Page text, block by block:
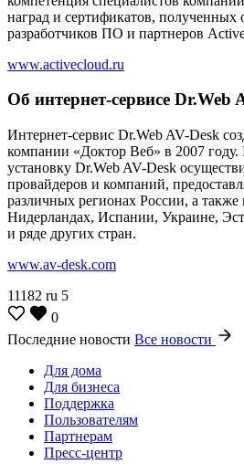
наград и сертификатов,
разработчиков ПО и партнеров
www.activecloud.ru
Об интернет-сервисе Dr.Web
Интернет-сервис Dr.Web AV-Desk
компании «Доктор Веб» в 2007
установку Dr.Web AV-Desk
провайдеров и компаний,
различных регионах России, а
Нидерландах, Испании, Украине,
и ряде других стран.
www.av-desk.com
11182 ru 5
0
Последние новости Все новости
Для дома
Для бизнеса
Поддержка
Пользователям
Партнерам
Пресс-центр